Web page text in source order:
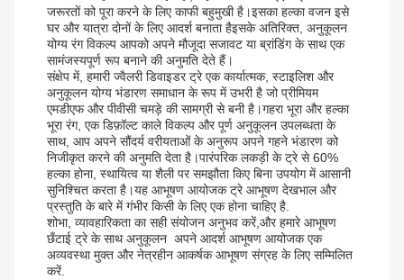
जरूरतों को पूरा करने के लिए काफी बहुमुखी है।इसका हल्का वजन इसे
घर और यात्रा दोनों के लिए आदर्श बनाता हैइसके अतिरिक्त, अनुकूलन
योग्य रंग विकल्प आपको अपने मौजूदा सजावट या ब्रांडिंग के साथ एक
सामंजस्यपूर्ण रूप बनाने की अनुमति देते हैं।
संक्षेप में, हमारी ज्वैलरी डिवाइडर ट्रे एक कार्यात्मक, स्टाइलिश और
अनुकूलन योग्य भंडारण समाधान के रूप में उभरी है जो प्रीमियम
एमडीएफ और पीवीसी चमड़े की सामग्री से बनी है।गहरा भूरा और हल्का
भूरा रंग, एक डिफ़ॉल्ट काले विकल्प और पूर्ण अनुकूलन उपलब्धता के
साथ, आप अपने सौंदर्य वरीयताओं के अनुरूप अपने गहने भंडारण को
निजीकृत करने की अनुमति देता है।पारंपरिक लकड़ी के ट्रे से 60%
हल्का होना, स्थायित्व या शैली पर समझौता किए बिना उपयोग में आसानी
सुनिश्चित करता है।यह आभूषण आयोजक ट्रे आभूषण देखभाल और
प्रस्तुति के बारे में गंभीर किसी के लिए एक होना चाहिए है.
शोभा, व्यावहारिकता का सही संयोजन अनुभव करें,और हमारे आभूषण
छँटाई ट्रे के साथ अनुकूलन ️ अपने आदर्श आभूषण आयोजक एक
अव्यवस्था मुक्त और नेत्रहीन आकर्षक आभूषण संग्रह के लिए सम्मिलित
करें.